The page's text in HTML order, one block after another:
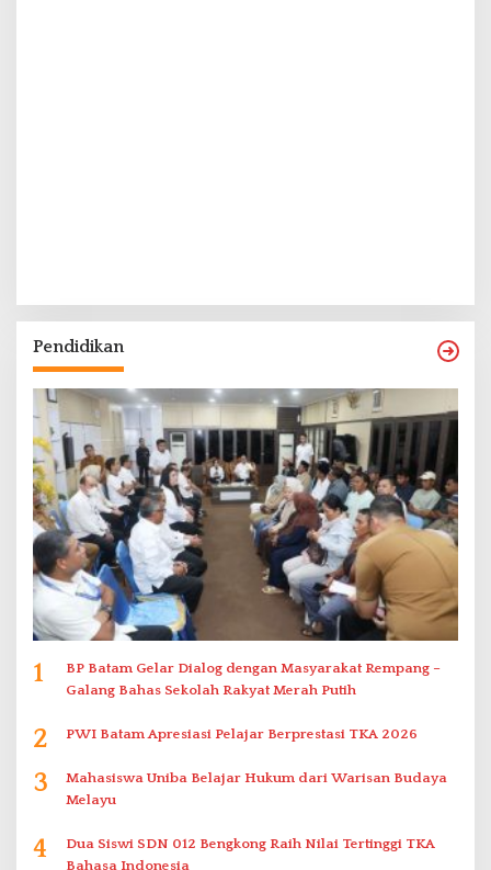
Pendidikan
1
BP Batam Gelar Dialog dengan Masyarakat Rempang –
Galang Bahas Sekolah Rakyat Merah Putih
2 PWI Batam Apresiasi Pelajar Berprestasi TKA 2026
3
Mahasiswa Uniba Belajar Hukum dari Warisan Budaya
Melayu
4
Dua Siswi SDN 012 Bengkong Raih Nilai Tertinggi TKA
Bahasa Indonesia